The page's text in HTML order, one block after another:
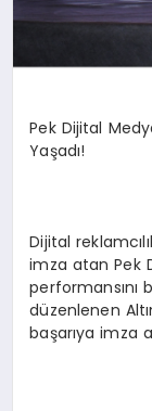
Pek Dijital
Yaşadı!
Dijital
imza atan Pek
performansını
düzenlenen
başarıya imza